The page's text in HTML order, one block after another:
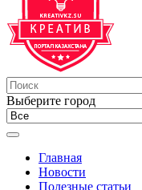
Выберите город
Главная
Новости
Полезные статьи